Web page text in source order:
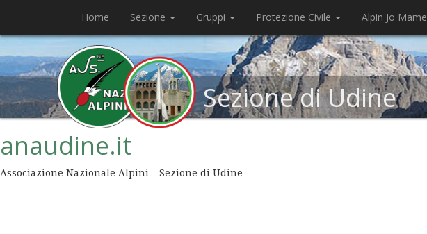
Home Sezione Gruppi Protezione Civile Alpin Jo Mame
Sezione di Udine
anaudine.it
Associazione Nazionale Alpini – Sezione di Udine